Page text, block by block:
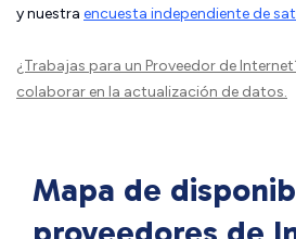
y nuestra encuesta independiente de
¿Trabajas para un Proveedor de
colaborar en la actualización de datos.
Mapa de